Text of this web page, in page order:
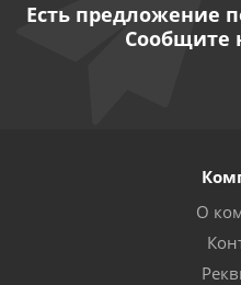
Есть предложение
Сообщите
О